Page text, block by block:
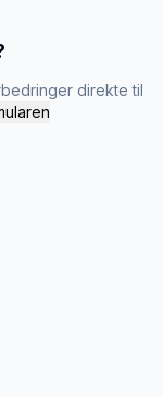
direkte til